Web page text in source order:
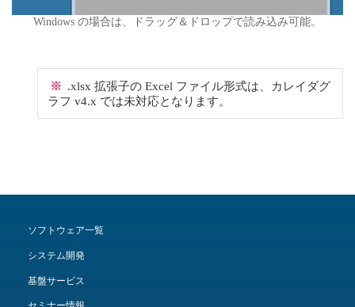
Windows の場合は、ドラッグ＆ドロップで読み込み可能。
※ .xlsx 拡張子の Excel ファイル形式は、カレイダグ
ラフ v4.x では未対応となります。
ソフトウェア一覧
システム開発
基盤サービス